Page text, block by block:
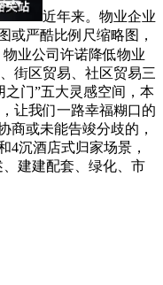
近年来。物业企业
或严酷比例尺缩略图，
业公司许诺降低物业
街区贸易、社区贸易三
门”五大灵感空间，本
让我们一路幸福糊口的
商或未能告竣分歧的，
4沉酒店式归家场景，
建建配套、绿化、市